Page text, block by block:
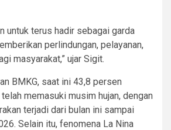
untuk terus hadir sebagai garda
perlindungan, pelayanan,
masyarakat,” ujar Sigit.
BMKG, saat ini 43,8 persen
memasuki musim hujan, dengan
terjadi dari bulan ini sampai
Selain itu, fenomena La Nina